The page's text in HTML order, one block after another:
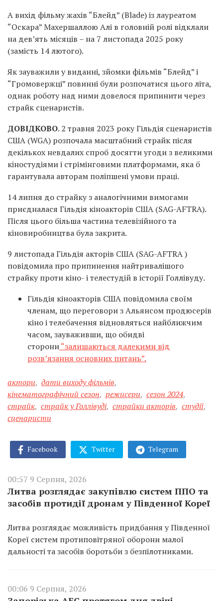
А вихід фільму жахів “Блейд” (Blade) із лауреатом
“Оскара” Махершаллою Алі в головній ролі відклали
на дев’ять місяців – на 7 листопада 2025 року
(замість 14 лютого).
Як зауважили у виданні, зйомки фільмів “Блейд” і
“Громовержці” повинні були розпочатися цього літа,
однак роботу над ними довелося припинити через
страйк сценаристів.
ДОВІДКОВО. 2 травня 2023 року Гільдія сценаристів
США (WGA) розпочала масштабний страйк після
декількох невдалих спроб досягти угоди з великими
кіностудіями і стрімінговими платформами, яка б
гарантувала авторам поліпшені умови праці.
14 липня до страйку з аналогічними вимогами
приєдналася Гільдія кіноакторів США (SAG-AFTRA).
Після цього більша частина телевізійного та
кіновиробництва була закрита.
9 листопада Гільдія акторів США (SAG-AFTRA )
повідомила про припинення найтривалішого
страйку проти кіно- і телестудій в історії Голлівуду.
Гільдія кіноакторів США повідомила своїм
членам, що переговори з Альянсом продюсерів
кіно і телебачення відновляться найближчим
часом, зауваживши, що обидві
сторони“залишаються далекими від
розв’язання основних питань”.
актори, дати виходу фільмів,
кінематографічний сезон, режисери, сезон 2024,
страйк, страйк у Голлівуді, страйки акторів, студії,
сценаристи
Facebook Twitter Telegram
00:57 9 Серпня, 2026
Литва розглядає закупівлю систем ППО та
засобів протидії дронам у Південної Кореї
Литва розглядає можливість придбання у Південної
Кореї систем протиповітряної оборони малої
дальності та засобів боротьби з безпілотниками.
00:06 9 Серпня, 2026